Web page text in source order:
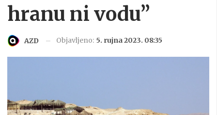
hranu ni vodu”
AZD Objavljeno: 5. rujna 2023. 08:35